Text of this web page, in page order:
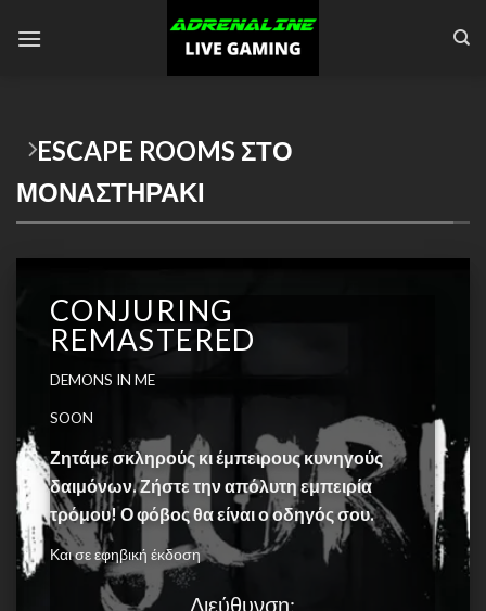
ESCAPE ROOMS ΣΤΟ
ΜΟΝΑΣΤΗΡΑΚΙ
CONJURING
REMASTERED
DEMONS IN ME
SOON
Ζητάμε σκληρούς κι έμπειρους κυνηγούς
δαιμόνων. Ζήστε την απόλυτη εμπειρία
τρόμου! Ο φόβος θα είναι ο οδηγός σου.
Και σε εφηβική έκδοση
Διεύθυνση: